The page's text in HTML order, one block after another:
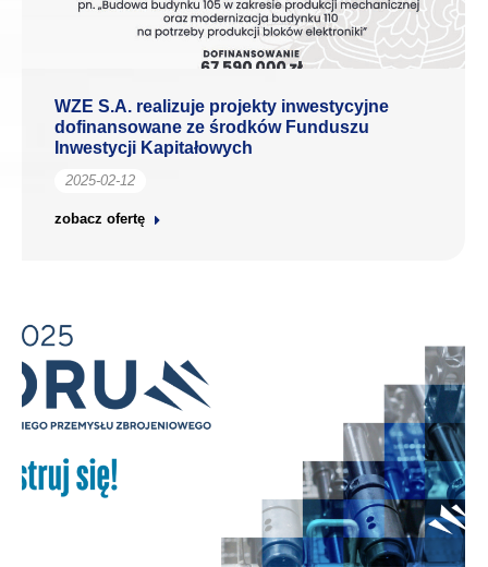
WZE S.A. realizuje projekty inwestycyjne
dofinansowane ze środków Funduszu
Inwestycji Kapitałowych
2025-02-12
zobacz ofertę